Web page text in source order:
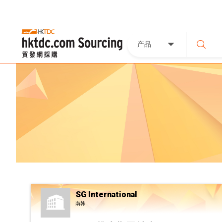
产品
SG International
南韩